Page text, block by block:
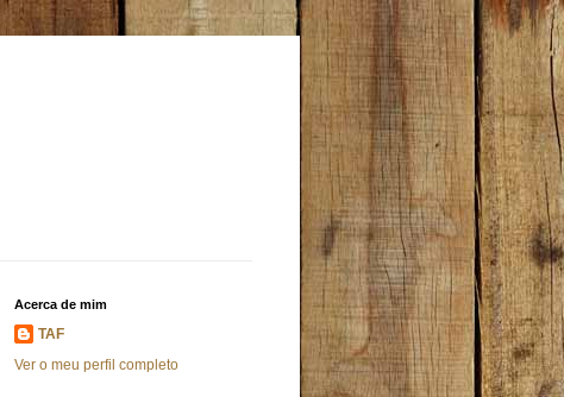
Acerca de mim
TAF
Ver o meu perfil completo